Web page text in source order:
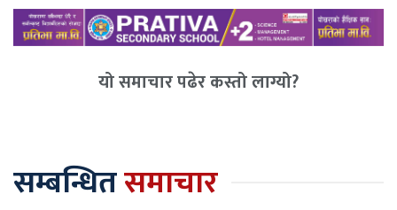
यो समाचार पढेर कस्तो लाग्यो?
सम्बन्धितसमाचार